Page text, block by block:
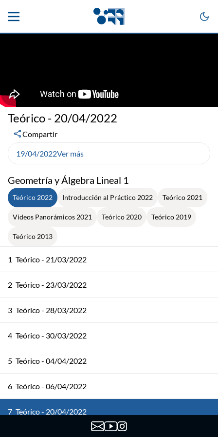
Geometría y Álgebra Lineal 1
Teórico 2022 Introducción al Práctico 2022 Teórico 2021
Videos Panorámicos 2021 Teórico 2020 Teórico 2019
Teórico 2013
1 Teórico - 21/03/2022
2 Teórico - 23/03/2022
3 Teórico - 28/03/2022
4 Teórico - 30/03/2022
5 Teórico - 04/04/2022
6 Teórico - 06/04/2022
7 Teórico - 20/04/2022
Teórico - 20/04/2022
Compartir
19/04/2022Ver más